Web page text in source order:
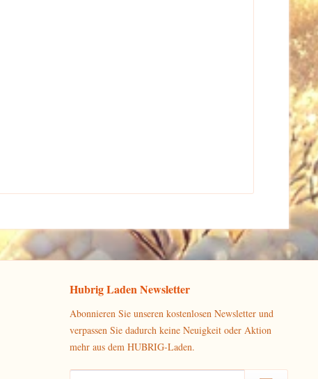
Hubrig Laden Newsletter
Abonnieren Sie unseren kostenlosen Newsletter und
verpassen Sie dadurch keine Neuigkeit oder Aktion
mehr aus dem HUBRIG-Laden.